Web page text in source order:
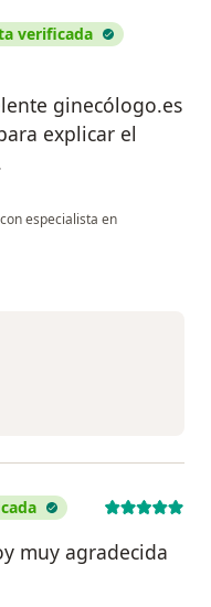
verificada
ginecólogo.es
explicar el
especialista en
muy agradecida